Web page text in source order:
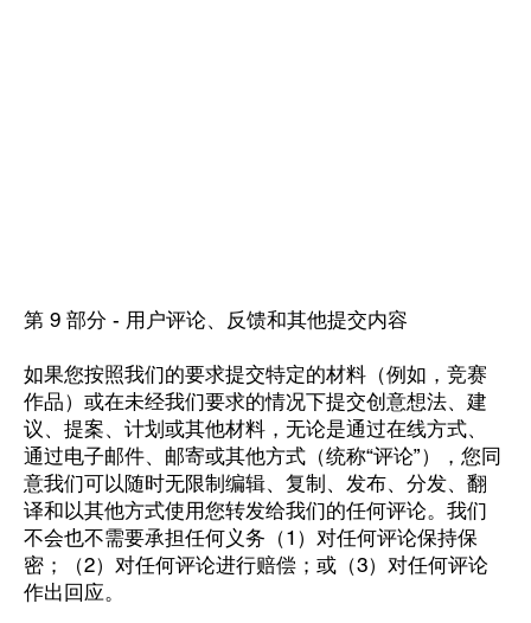
第 9 部分 - 用户评论、反馈和其他提交内容
如果您按照我们的要求提交特定的材料（例如，竞赛
作品）或在未经我们要求的情况下提交创意想法、建
议、提案、计划或其他材料，无论是通过在线方式、
通过电子邮件、邮寄或其他方式（统称“评论”），您同
意我们可以随时无限制编辑、复制、发布、分发、翻
译和以其他方式使用您转发给我们的任何评论。我们
不会也不需要承担任何义务（1）对任何评论保持保
密；（2）对任何评论进行赔偿；或（3）对任何评论
作出回应。